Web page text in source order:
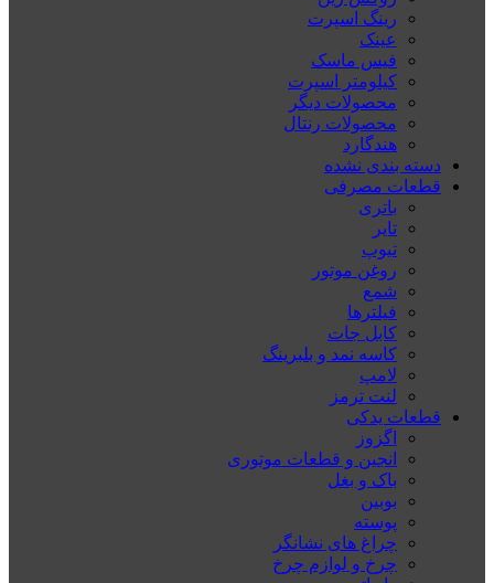
رینگ اسپرت
عینک
فیس ماسک
کیلومتر اسپرت
محصولات دیگر
محصولات رنتال
هندگارد
دسته بندی نشده
قطعات مصرفی
باتری
تایر
تیوپ
روغن موتور
شمع
فیلترها
کابل جات
کاسه نمد و بلبرینگ
لامپ
لنت ترمز
قطعات یدکی
اگزوز
انجین و قطعات موتوری
باک و بغل
بوبین
پوسته
چراغ های نشانگر
چرخ و لوازم چرخ